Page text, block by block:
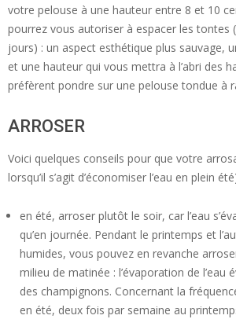
votre pelouse à une hauteur entre 8 et 10
pourrez vous autoriser à espacer les tontes
jours) : un aspect esthétique plus sauvage,
et une hauteur qui vous mettra à l’abri des
préfèrent pondre sur une pelouse tondue à
ARROSER
Voici quelques conseils pour que votre
lorsqu’il s’agit d’économiser l’eau en plein
en été, arroser plutôt le soir, car l’eau
qu’en journée. Pendant le printemps et
humides, vous pouvez en revanche
milieu de matinée : l’évaporation de l’eau
des champignons. Concernant la
en été, deux fois par semaine au